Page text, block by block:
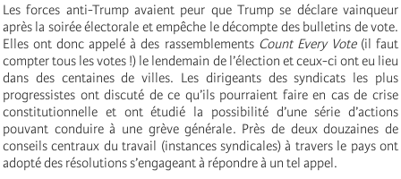
Les forces anti-Trump avaient peur que Trump se déclare vainqueur
après la soirée électorale et empêche le décompte des bulletins de vote.
Elles ont donc appelé à des rassemblements Count Every Vote (il faut
compter tous les votes !) le lendemain de l’élection et ceux-ci ont eu lieu
dans des centaines de villes. Les dirigeants des syndicats les plus
progressistes ont discuté de ce qu’ils pourraient faire en cas de crise
constitutionnelle et ont étudié la possibilité d’une série d’actions
pouvant conduire à une grève générale. Près de deux douzaines de
conseils centraux du travail (instances syndicales) à travers le pays ont
adopté des résolutions s’engageant à répondre à un tel appel.